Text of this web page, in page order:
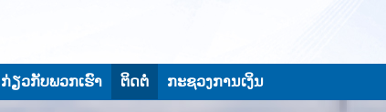
ກ່ຽວກັບພວກເຮົາ ຕິດຕໍ່ ກະຊວງການເງິນ